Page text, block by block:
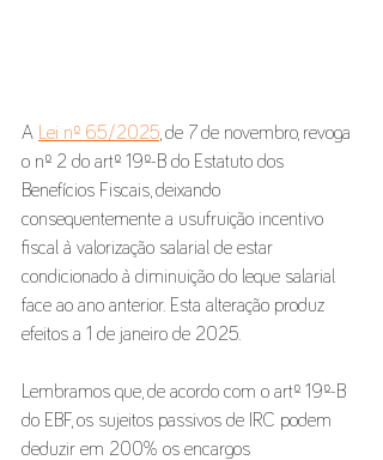
A Lei nº 65/2025 , de 7 de novembro, revoga
o nº 2 do artº 19º-B do Estatuto dos
Benefícios Fiscais, deixando
consequentemente a usufruição incentivo
fiscal à valorização salarial de estar
condicionado à diminuição do leque salarial
face ao ano anterior. Esta alteração produz
efeitos a 1 de janeiro de 2025.
Lembramos que, de acordo com o artº 19º-B
do EBF, os sujeitos passivos de IRC podem
deduzir em 200% os encargos